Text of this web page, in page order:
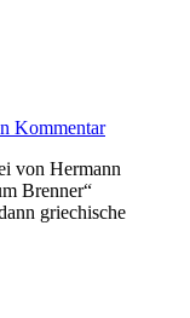
Kommentar
von Hermann
Brenner“
griechische